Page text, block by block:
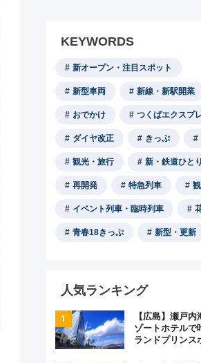
KEYWORDS
新オープン・注目スポット
新型車両 新線・新駅開業
おでかけ つくばエクスプ
ダイヤ改正 きっぷ
観光・旅行 新・鉄道ひと
再開発 特急列車
イベント列車・臨時列車
青春18きっぷ 新型・更新
人気ランキング
【広島】瀬戸内
ゾートホテルで
ランドプリンス